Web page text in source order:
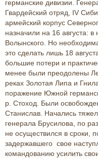
германские дивизии.
Гвардейский отряд, IV
армейский корпус
назначили на 16 августа:
Волынского. Но
это сделать лишь 18
большие потери и
менее были преодолены
реках Золотая Липа и
поражение Южной
р. Стоход. Были
Станислав. Начались
генерала Брусилова, по
не осуществился в сроки,
задержавшего свое
командованию усилить